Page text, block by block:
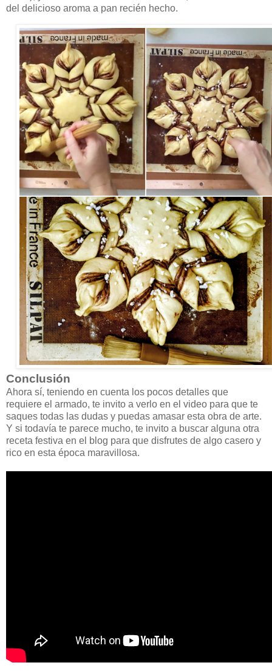
del delicioso aroma a pan recién hecho.
Conclusión
Ahora sí, teniendo en cuenta los pocos detalles que
requiere el armado, te invito a verlo en el video para que te
saques todas las dudas y puedas amasar esta obra de arte.
Y si todavía te parece mucho, te invito a buscar alguna otra
receta festiva en el blog para que disfrutes de algo casero y
rico en esta época maravillosa.